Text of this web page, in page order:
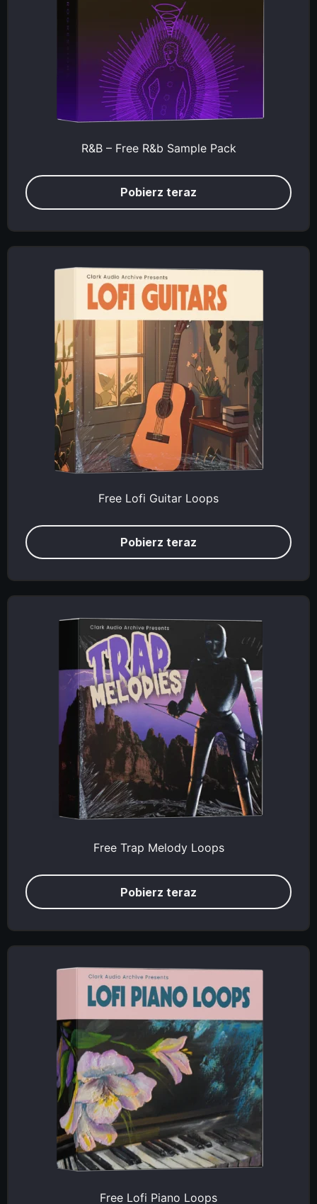
R&B – Free R&b Sample Pack
Pobierz teraz
Free Lofi Guitar Loops
Pobierz teraz
Free Trap Melody Loops
Pobierz teraz
Free Lofi Piano Loops